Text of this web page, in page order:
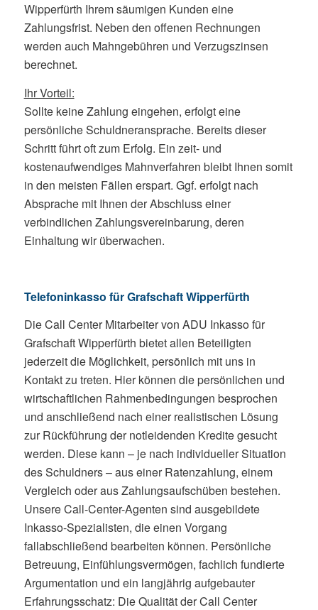
Wipperfürth Ihrem säumigen Kunden eine
Zahlungsfrist. Neben den offenen Rechnungen
werden auch Mahngebühren und Verzugszinsen
berechnet.
Ihr Vorteil:
Sollte keine Zahlung eingehen, erfolgt eine
persönliche Schuldneransprache. Bereits dieser
Schritt führt oft zum Erfolg. Ein zeit- und
kostenaufwendiges Mahnverfahren bleibt Ihnen somit
in den meisten Fällen erspart. Ggf. erfolgt nach
Absprache mit Ihnen der Abschluss einer
verbindlichen Zahlungsvereinbarung, deren
Einhaltung wir überwachen.
Telefoninkasso für Grafschaft Wipperfürth
Die Call Center Mitarbeiter von ADU Inkasso für
Grafschaft Wipperfürth bietet allen Beteiligten
jederzeit die Möglichkeit, persönlich mit uns in
Kontakt zu treten. Hier können die persönlichen und
wirtschaftlichen Rahmenbedingungen besprochen
und anschließend nach einer realistischen Lösung
zur Rückführung der notleidenden Kredite gesucht
werden. Diese kann – je nach individueller Situation
des Schuldners – aus einer Ratenzahlung, einem
Vergleich oder aus Zahlungsaufschüben bestehen.
Unsere Call-Center-Agenten sind ausgebildete
Inkasso-Spezialisten, die einen Vorgang
fallabschließend bearbeiten können. Persönliche
Betreuung, Einfühlungsvermögen, fachlich fundierte
Argumentation und ein langjährig aufgebauter
Erfahrungsschatz: Die Qualität der Call Center